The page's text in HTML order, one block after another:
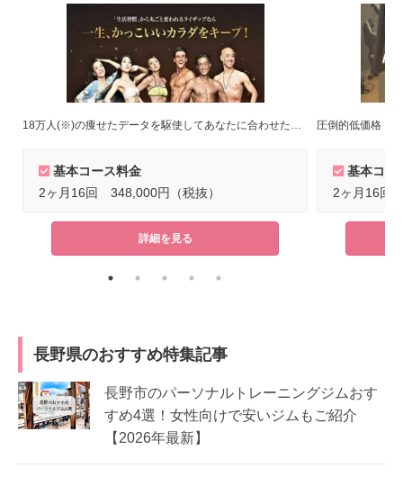
基本コース料金
2ヶ月16回 348,000円（税抜）
詳細を見る
圧倒的低価格！
基本コー
2ヶ月16回
長野県のおすすめ特集記事
長野市のパーソナルトレーニングジムおす
すめ4選！女性向けで安いジムもご紹介
【2026年最新】